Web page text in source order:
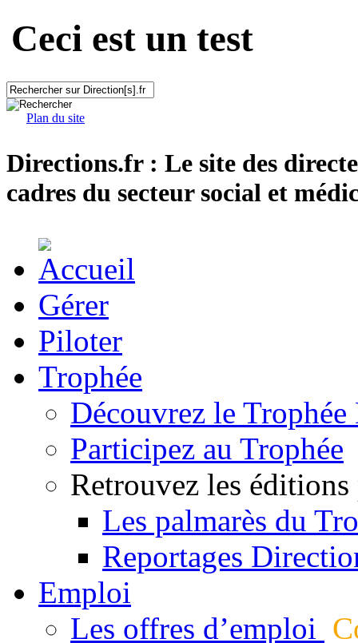
Ceci est un test
Plan du site
Directions.fr : Le site des
cadres du secteur social et
Gérer
Piloter
Trophée
Découvrez le
Participez au Trophée
Retrouvez les éditions
Les palmarès du
Reportages
Emploi
Les offres d’emploi